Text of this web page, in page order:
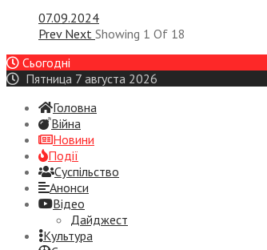
07.09.2024
Prev Next Showing 1 Of 18
Сьогодні
Пятница 7 августа 2026
Головна
Війна
Новини
Події
Суспiльство
Анонси
Відео
Дайджест
Культура